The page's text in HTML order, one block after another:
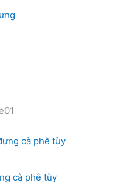
cà phê tùy